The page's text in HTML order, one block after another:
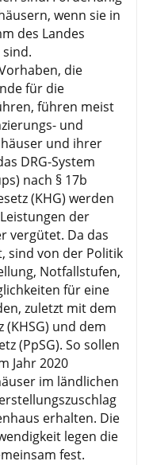
wenn sie in
des Landes
die
für die
führen meist
und
und ihrer
DRG-System
nach § 17b
(KHG) werden
der
vergütet. Da das
sind von der Politik
Notfallstufen,
für eine
zuletzt mit dem
und dem
(PpSG). So sollen
Jahr 2020
im ländlichen
erhalten. Die
legen die
fest.